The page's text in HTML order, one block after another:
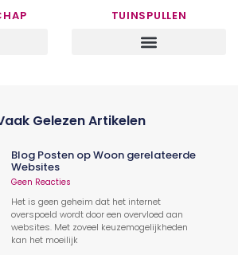
TUINSPULLEN
Gelezen Artikelen
Blog Posten op Woon gerelateerde
Websites
Geen Reacties
Het is geen geheim dat het internet
overspoeld wordt door een overvloed aan
websites. Met zoveel keuzemogelijkheden
kan het moeilijk